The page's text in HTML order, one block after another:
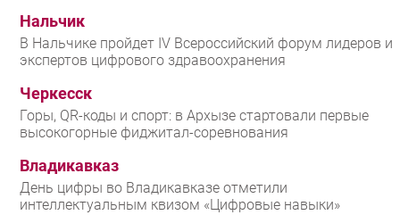
Нальчик
В Нальчике пройдет IV Всероссийский форум лидеров и
экспертов цифрового здравоохранения
Черкесск
Горы, QR-коды и спорт: в Архызе стартовали первые
высокогорные фиджитал-соревнования
Владикавказ
День цифры во Владикавказе отметили
интеллектуальным квизом «Цифровые навыки»